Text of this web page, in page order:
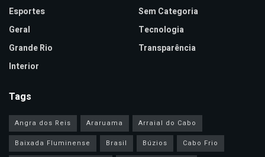
Esportes
Geral
Grande Rio
Interior
Sem Categoria
Tecnologia
Transparência
Tags
Angra dos Reis Araruama
Arraial do Cabo
Baixada Fluminense
Brasil Búzios
Cabo Frio